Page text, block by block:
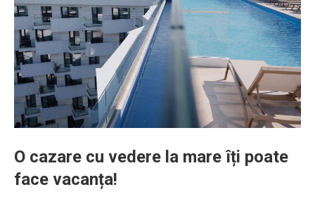
O cazare cu vedere la mare îți poate
face vacanța!